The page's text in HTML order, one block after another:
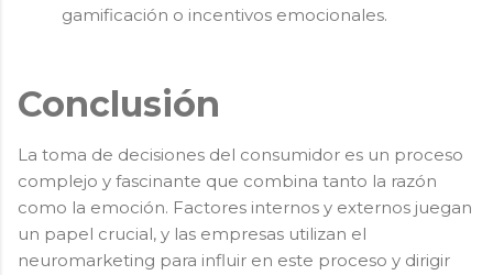
gamificación o incentivos emocionales.
Conclusión
La toma de decisiones del consumidor es un proceso
complejo y fascinante que combina tanto la razón
como la emoción. Factores internos y externos juegan
un papel crucial, y las empresas utilizan el
neuromarketing para influir en este proceso y dirigir